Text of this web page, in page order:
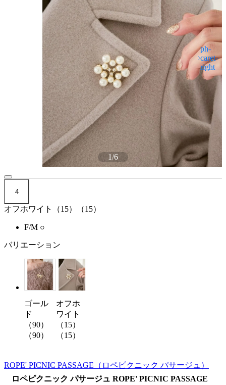
1/6
4
オフホワイト（15）（15）
F/M ○
バリエーション
ゴール
ド
（90）
（90）
オフホ
ワイト
（15）
（15）
ROPE' PICNIC PASSAGE （ロペピクニック パサージュ）
ロペピクニック パサージュ ROPE' PICNIC PASSAGE